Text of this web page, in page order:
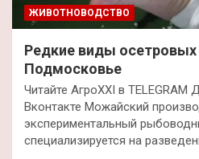
ЖИВОТНОВОДСТВО
Редкие виды осетровых
Подмосковье
Читайте АгроXXI в
Вконтакте Можайский
экспериментальный
специализируется на